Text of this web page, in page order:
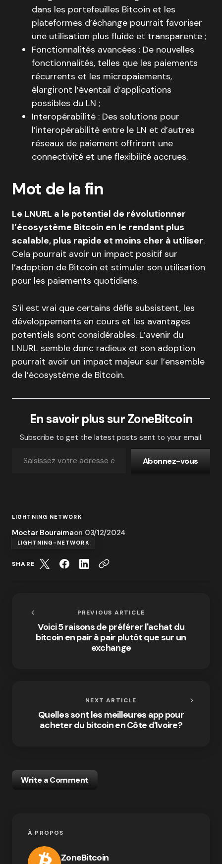
dans les portefeuilles Bitcoin et les
plateformes d’échange pourrait favoriser
une utilisation plus fluide et transparente ;
Fonctionnalités avancées : De nouvelles
fonctionnalités, telles que les paiements
récurrents et les micropaiements,
élargiront l’éventail d’applications
possibles du LN ;
Interopérabilité : Des solutions pour
l’interopérabilité entre le LN et d’autres
réseaux de paiement offriront une
connectivité et une flexibilité accrues.
Mot de la fin
Le LNURL a le potentiel de révolutionner
l’écosystème Bitcoin en le rendant plus
scalable, plus rapide et moins cher à utiliser.
Cela pourrait avoir un impact positif sur
l’adoption de Bitcoin et stimuler son utilisation
pour les paiements quotidiens.
S’il est vrai que certains défis subsistent, les
développements en cours et les avantages
potentiels sont considérables. L’avenir du
LNURL semble donc radieux et son adoption
pourrait avoir un impact majeur sur l’ensemble
de l’écosystème de Bitcoin.
En savoir plus sur ZoneBitcoin
Subscribe to get the latest posts sent to your email.
Abonnez-vous
LIGHTNING NETWORK
Moctar Bouraimaon 03/12/2024
LIGHTNING-NETWORK
SHARE
PREVIOUS ARTICLE
Voici 5 raisons de préférer l'achat du
bitcoin en pair à pair plutôt que sur un
exchange
NEXT ARTICLE
Quelles sont les meilleures app pour
acheter du bitcoin en Côte d'Ivoire?
Write a Comment
À PROPOS
ZoneBitcoin